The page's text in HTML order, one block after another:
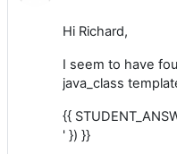
Hi Richard,
I seem to have
java_class
{{
' }) }}